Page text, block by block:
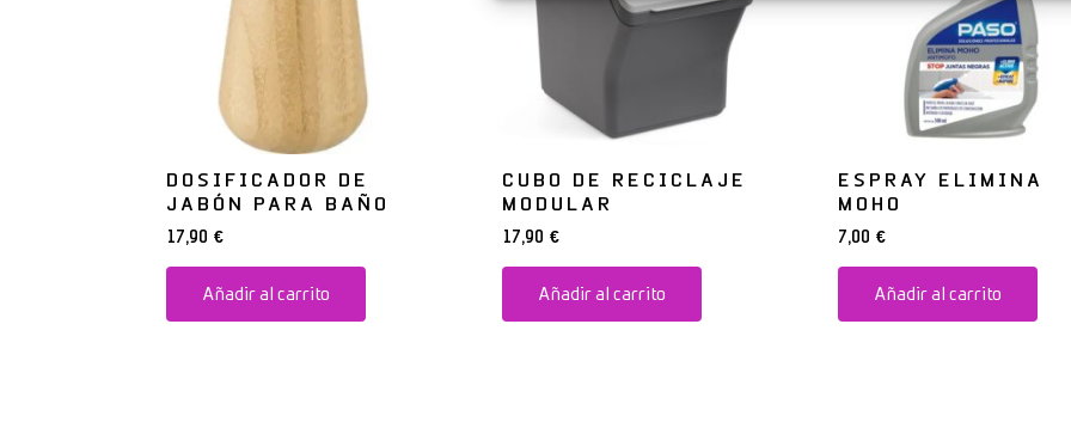
DOSIFICADOR DE
JABÓN PARA BAÑO
17,90€
Añadir al carrito
CUBO DE RECICLAJE
MODULAR
17,90€
Añadir al carrito
ESPRAY ELIMINA
MOHO
7,00€
Añadir al carrito